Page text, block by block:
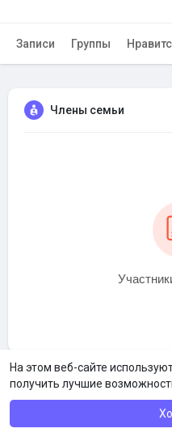
На этом веб-сайте
получить лучшие
Записи Группы
Члены семьи